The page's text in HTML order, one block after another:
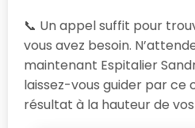
📞 Un appel suffit pour
vous avez besoin.
maintenant Espitalier
laissez-vous guider par ce
résultat à la hauteur de